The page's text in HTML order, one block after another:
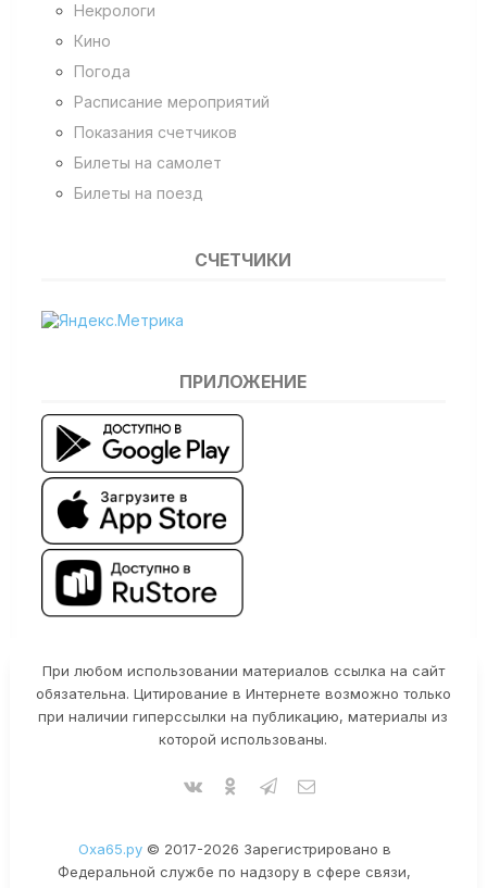
Некрологи
Кино
Погода
Расписание мероприятий
Показания счетчиков
Билеты на самолет
Билеты на поезд
СЧЕТЧИКИ
ПРИЛОЖЕНИЕ
При любом использовании материалов ссылка на сайт
обязательна. Цитирование в Интернете возможно только
при наличии гиперссылки на публикацию, материалы из
которой использованы.
Оха65.ру© 2017-2026 Зарегистрировано в
Федеральной службе по надзору в сфере связи,